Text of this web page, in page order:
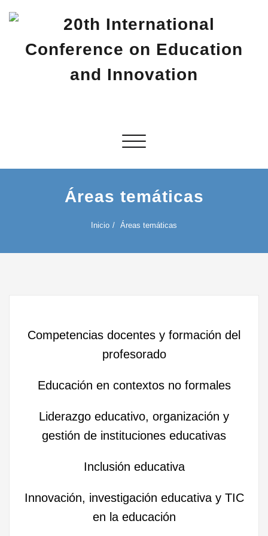
Education and Innovation
Alternar navegación
Áreas temáticas
Inicio Áreas temáticas
Competencias docentes y formación del
profesorado
Educación en contextos no formales
Liderazgo educativo, organización y
gestión de instituciones educativas
Inclusión educativa
Innovación, investigación educativa y TIC
en la educación